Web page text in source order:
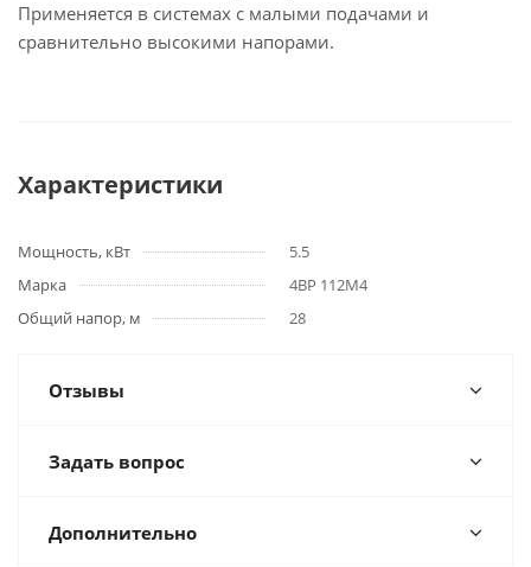
Применяется в системах с малыми подачами и
сравнительно высокими напорами.
Характеристики
Мощность, кВт
5.5
Марка
4ВР 112М4
Общий напор, м
28
Отзывы
Задать вопрос
Дополнительно